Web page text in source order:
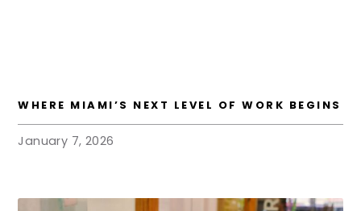
WHERE MIAMI’S NEXT LEVEL OF WORK BEGINS
January 7, 2026